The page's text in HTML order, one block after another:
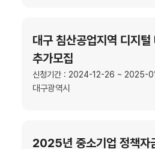
대구 침산공업지역 디지털
추가모집
신청기간 : 2024-12-26 ~ 2025-
대구광역시
2025년 중소기업 정책자